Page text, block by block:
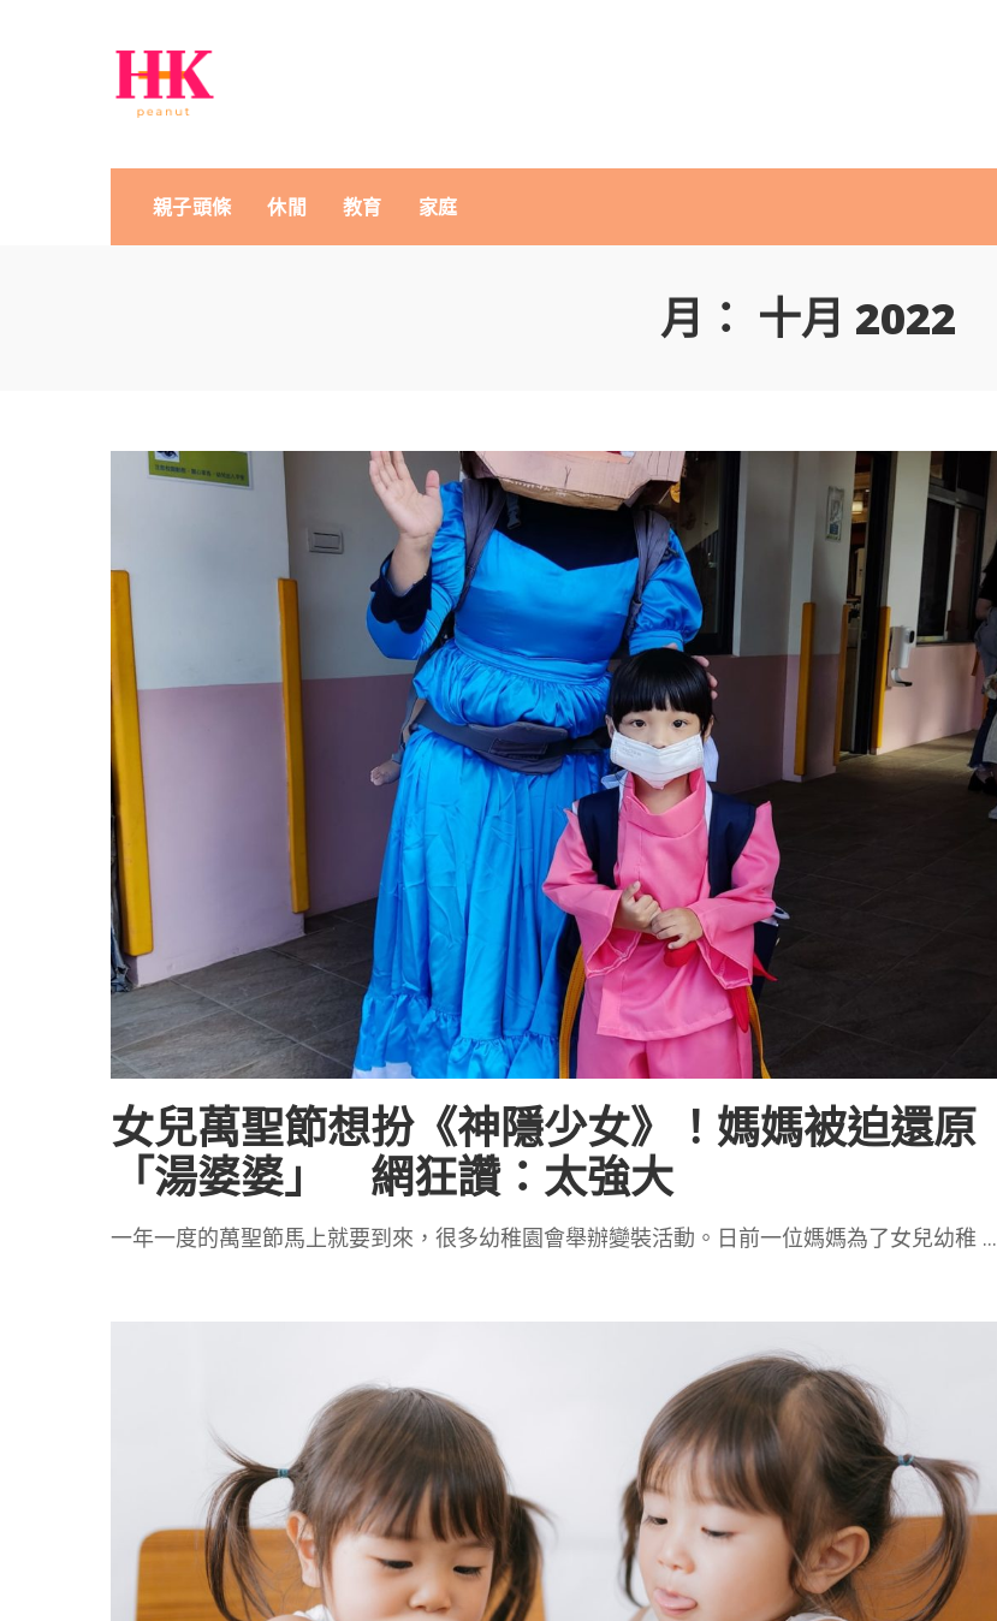
親子頭條 休閒 教育 家庭
月： 十月 2022
女兒萬聖節想扮《神隱少女》！媽媽被迫還原
「湯婆婆」 網狂讚：太強大
一年一度的萬聖節馬上就要到來，很多幼稚園會舉辦變裝活動。日前一位媽媽為了女兒幼稚 ...